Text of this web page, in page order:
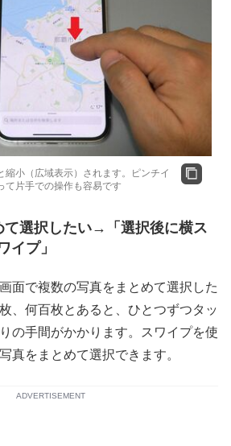
縮小（広域表示）されます。ピンチイ
て片手での操作も容易です
て選択したい→「選択後に横ス
イプ」
面で複数の写真をまとめて選択した
、何百枚とあると、ひとつずつタッ
の手間がかかります。スワイプを使
真をまとめて選択できます。
ADVERTISEMENT